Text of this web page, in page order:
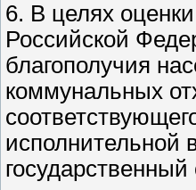
6. В целях
Российской
благополучия
коммунальных
исполнительной